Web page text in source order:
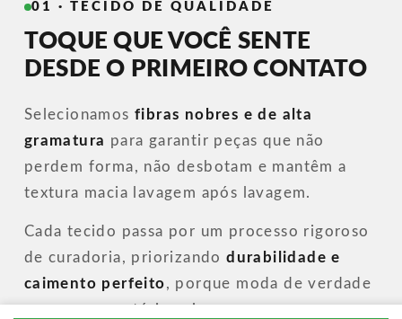
01 · TECIDO DE QUALIDADE
TOQUE QUE VOCÊ SENTE
DESDE O PRIMEIRO CONTATO
Selecionamosfibras nobres e de alta
gramatura para garantir peças que não
perdem forma, não desbotam e mantêm a
textura macia lavagem após lavagem.
Cada tecido passa por um processo rigoroso
de curadoria, priorizandodurabilidade e
caimento perfeito, porque moda de verdade
começa na matéria-prima.